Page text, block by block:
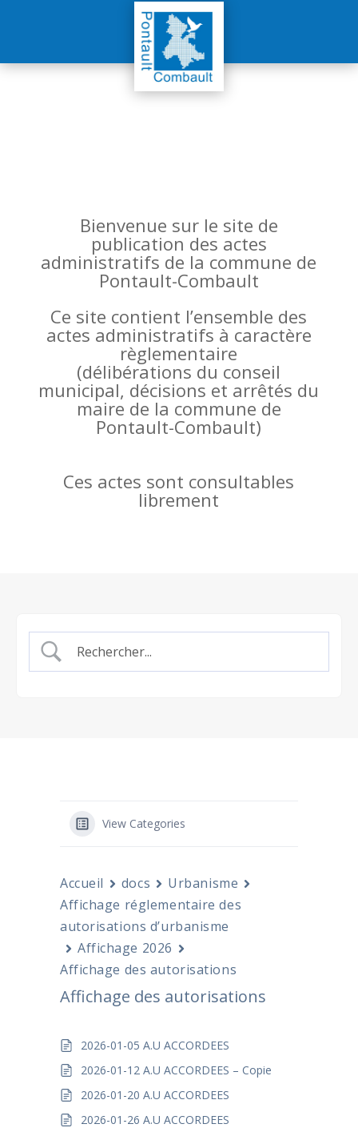
Bienvenue sur le site de
publication des actes
administratifs de la commune de
Pontault-Combault
Ce site contient l’ensemble des
actes administratifs à caractère
règlementaire
(délibérations du conseil
municipal, décisions et arrêtés du
maire de la commune de
Pontault-Combault)
Ces actes sont consultables
librement
View Categories
Accueil docs
Urbanisme
Affichage réglementaire des
autorisations d’urbanisme
Affichage 2026
Affichage des autorisations
Affichage des autorisations
2026-01-05 A.U ACCORDEES
2026-01-12 A.U ACCORDEES – Copie
2026-01-20 A.U ACCORDEES
2026-01-26 A.U ACCORDEES